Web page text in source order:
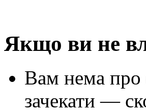
Якщо ви не
Вам нема про
зачекати —